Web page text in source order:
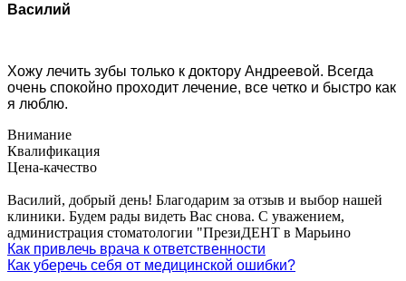
Василий
Хожу лечить зубы только к доктору Андреевой. Всегда
очень спокойно проходит лечение, все четко и быстро как
я люблю.
Внимание
Квалификация
Цена-качество
Василий, добрый день! Благодарим за отзыв и выбор нашей
клиники. Будем рады видеть Вас снова. С уважением,
администрация стоматологии "ПрезиДЕНТ в Марьино
Как привлечь врача к ответственности
Как уберечь себя от медицинской ошибки?